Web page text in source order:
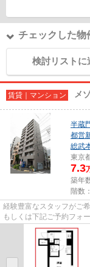
チェックした物
検討リストに
賃貸｜マンション メ
半蔵
都営
総武
東京
7.3
築年
階数
経験豊富なスタッフがご
もしくは下記ご予約フォ